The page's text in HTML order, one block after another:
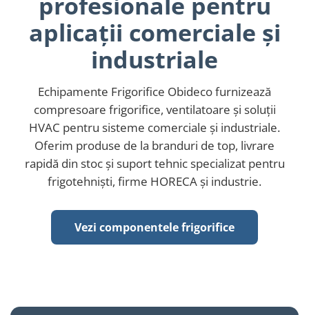
REZISTENTE DIGIVRARE
REZISTENTE SILICONICE
Uleiuri
Ventilatoare EbmPapst
Ventilatoare WEIGUANG
Ventilatoare turbina
VENTILATOARE AXIALE
Compresoare Cubigel R134a
Compresoare Cubigel R404a
Compresoare Jiaxipera
VAPORIZATOARE LU-VE
aplicații comerciale și
industriale
Echipamente Frigorifice Obideco furnizează
compresoare frigorifice, ventilatoare și soluții
HVAC pentru sisteme comerciale și industriale.
Oferim produse de la branduri de top, livrare
rapidă din stoc și suport tehnic specializat pentru
frigotehniști, firme HORECA și industrie.
Vezi componentele frigorifice